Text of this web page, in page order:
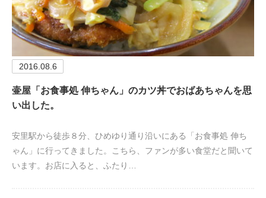
2016.08.6
壷屋「お食事処 伸ちゃん」のカツ丼でおばあちゃんを思
い出した。
安里駅から徒歩８分、ひめゆり通り沿いにある「お食事処 伸ち
ゃん」に行ってきました。こちら、ファンが多い食堂だと聞いて
います。お店に入ると、ふたり…